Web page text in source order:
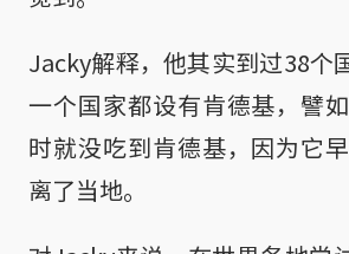
Jacky解释，他其实到过38个
一个国家都设有肯德基，譬
时就没吃到肯德基，因为它
离了当地。